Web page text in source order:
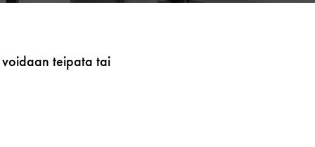
voidaan teipata tai